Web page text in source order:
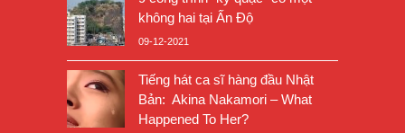
không hai tại Ấn Độ
09-12-2021
Tiếng hát ca sĩ hàng đầu Nhật
Bản: Akina Nakamori – What
Happened To Her?